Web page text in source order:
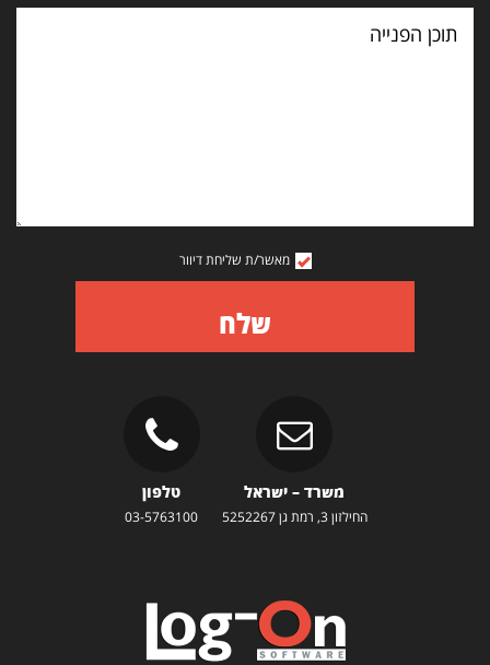
תוכן
הפנייה
מאשר/ת שליחת דיוור
שלח
משרד – ישראל
החילזון 3, רמת גן 5252267
טלפון
03-5763100